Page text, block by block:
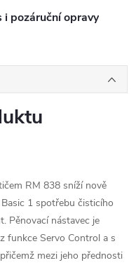
i pozáruční opravy
RM 838 sníží nově
1 spotřebu čisticího
Pěnovací nástavec je
funkce Servo Control a s
mezi jeho přednosti